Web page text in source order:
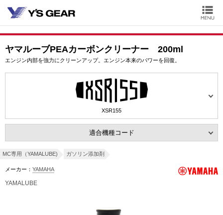
ヤマルーブPEAカーボンクリーナー 200ml
エンジン内部を強力にクリーンアップ。エンジン本来のパワーを回復。
XSR155
適合機種コード
MC専用（YAMALUBE) ガソリン添加剤
メーカー： YAMAHA
YAMALUBE